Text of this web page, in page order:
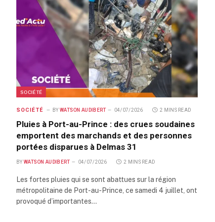
SOCIÉTÉ
SOCIÉTÉ BY WATSON AUDIBERT 04/07/2026 2 MINS READ
Pluies à Port-au-Prince : des crues soudaines
emportent des marchands et des personnes
portées disparues à Delmas 31
BY WATSON AUDIBERT 04/07/2026 2 MINS READ
Les fortes pluies qui se sont abattues sur la région
métropolitaine de Port-au-Prince, ce samedi 4 juillet, ont
provoqué d’importantes…